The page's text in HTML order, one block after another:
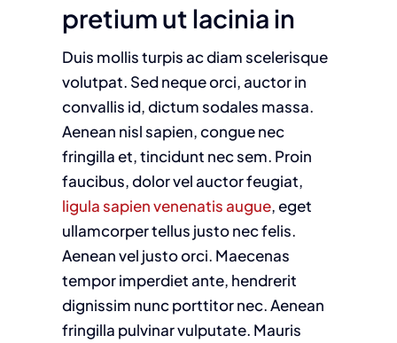
pretium ut lacinia in
Duis mollis turpis ac diam scelerisque
volutpat. Sed neque orci, auctor in
convallis id, dictum sodales massa.
Aenean nisl sapien, congue nec
fringilla et, tincidunt nec sem. Proin
faucibus, dolor vel auctor feugiat,
ligula sapien venenatis augue, eget
ullamcorper tellus justo nec felis.
Aenean vel justo orci. Maecenas
tempor imperdiet ante, hendrerit
dignissim nunc porttitor nec. Aenean
fringilla pulvinar vulputate. Mauris